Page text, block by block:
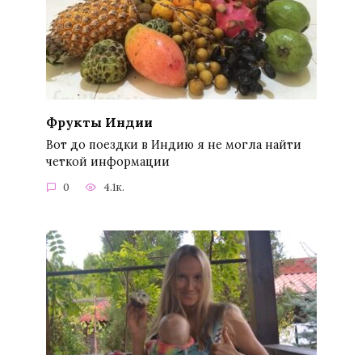
Фрукты Индии
Вот до поездки в Индию я не могла найти
четкой информации
0 4.1к.